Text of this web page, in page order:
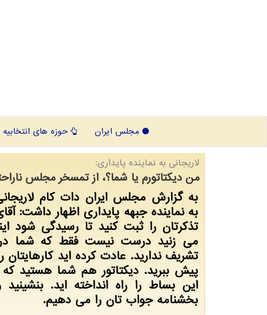
مجلس ایران حوزه های انتخابیه
لاریجانی به نماینده پایداری:
من دیكتاتورم یا شما؟، از تمسخر مجلس
به گزارش مجلس ایران دات كام
به نماینده جبهه پایداری اظهار داشت:
تذكرتان را ثبت كنید تا رسیدگی شود
می زنید درست نیست فقط كه شما
تشریف ندارید. عادت كرده اید كارهایتان
پیش ببرید. دیكتاتور هم شما هستید
این بساط را راه انداخته اید.
بخشنامه جواب تان را می دهیم.